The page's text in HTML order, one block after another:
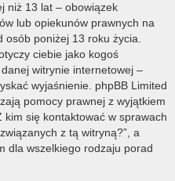
niż 13 lat – obowiązek
lub opiekunów prawnych na
osób poniżej 13 roku życia.
ciebie jako kogoś
witrynie internetowej –
wyjaśnienie. phpBB Limited
pomocy prawnej z wyjątkiem
kim się kontaktować w sprawach
z tą witryną?”, a
dla wszelkiego rodzaju porad